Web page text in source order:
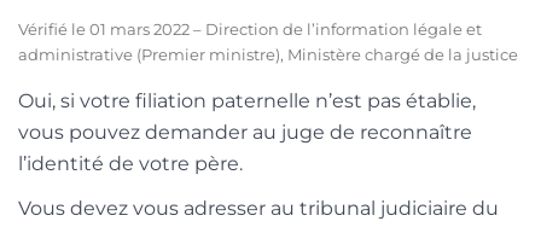
Vérifié le 01 mars 2022 – Direction de l’information légale et
administrative (Premier ministre), Ministère chargé de la justice
Oui, si votre filiation paternelle n’est pas établie,
vous pouvez demander au juge de reconnaître
l’identité de votre père.
Vous devez vous adresser au tribunal judiciaire du